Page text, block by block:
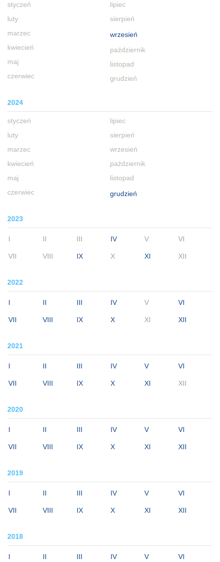
styczeń
luty
marzec
kwiecień
maj
czerwiec
lipiec
sierpień
wrzesień
październik
listopad
grudzień
2024
styczeń
luty
marzec
kwiecień
maj
czerwiec
lipiec
sierpień
wrzesień
październik
listopad
grudzień
2023
I II III IV V VI
VII VIII IX X XI XII
2022
I II III IV V VI
VII VIII IX X XI XII
2021
I II III IV V VI
VII VIII IX X XI XII
2020
I II III IV V VI
VII VIII IX X XI XII
2019
I II III IV V VI
VII VIII IX X XI XII
2018
I II III IV V VI